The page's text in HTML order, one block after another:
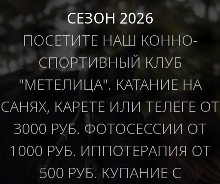
СЕЗОН 2026
ПОСЕТИТЕ НАШ КОННО-
СПОРТИВНЫЙ КЛУБ
"МЕТЕЛИЦА". КАТАНИЕ НА
САНЯХ, КАРЕТЕ ИЛИ ТЕЛЕГЕ ОТ
3000 РУБ. ФОТОСЕССИИ ОТ
1000 РУБ. ИППОТЕРАПИЯ ОТ
500 РУБ. КУПАНИЕ С